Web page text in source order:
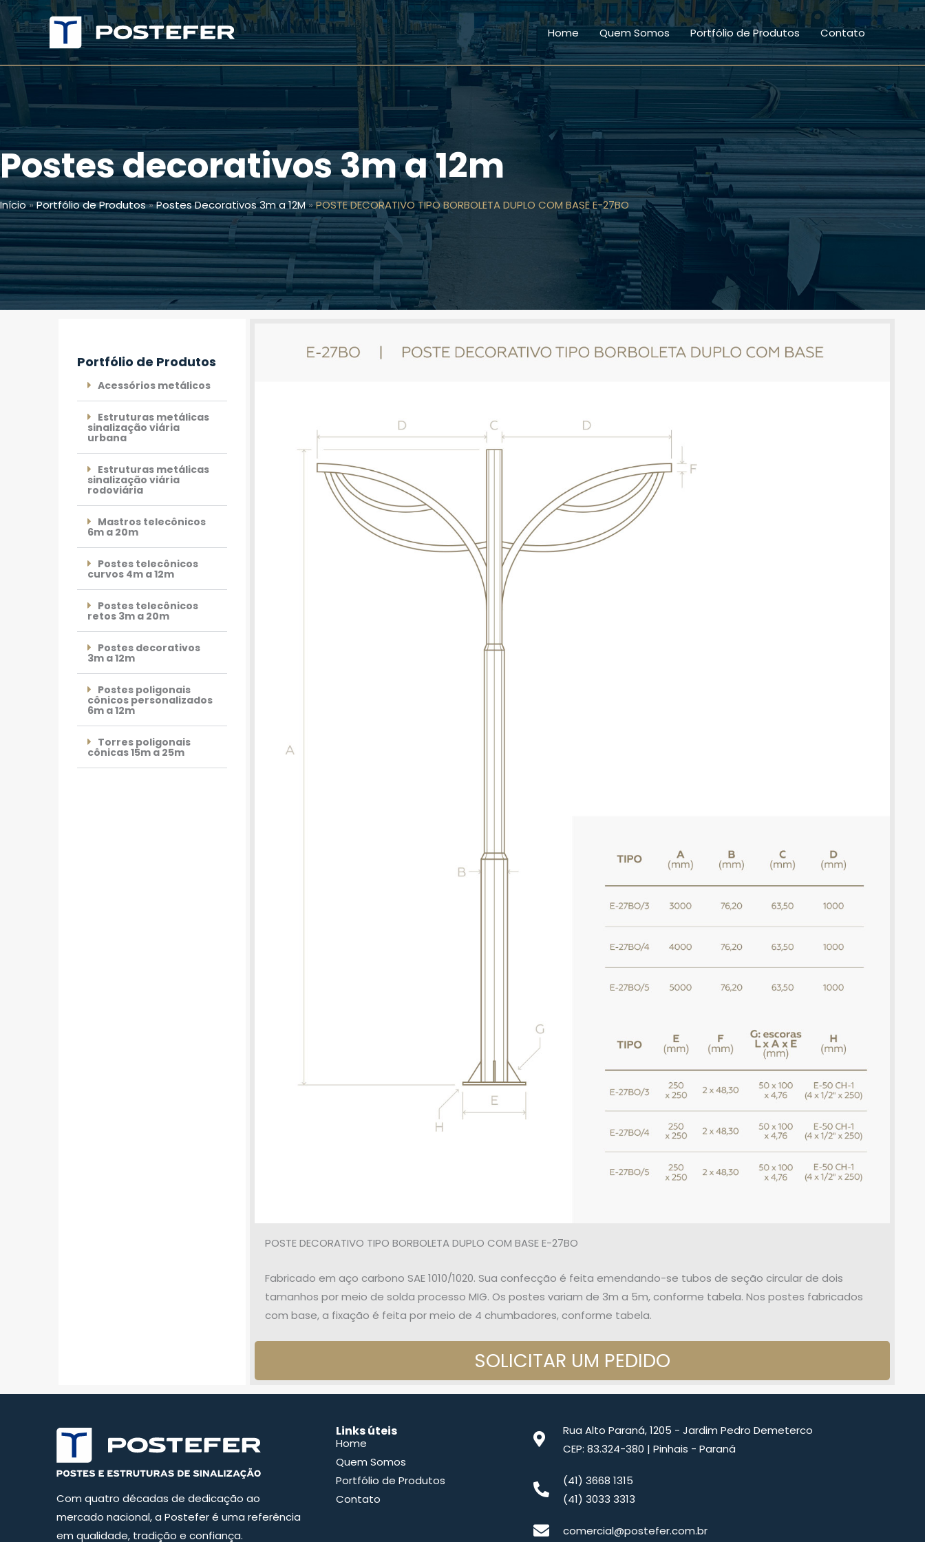
Ir
para
conteúdo
Home Quem Somos Portfólio de Produtos Contato
Postes decorativos 3m a 12m
Início»Portfólio de Produtos»Postes Decorativos 3m a 12M»POSTE DECORATIVO TIPO BORBOLETA DUPLO COM BASE E-27BO
Portfólio de Produtos
Acessórios metálicos
Estruturas metálicas
sinalização viária
urbana
Estruturas metálicas
sinalização viária
rodoviária
Mastros telecônicos
6m a 20m
Postes telecônicos
curvos 4m a 12m
Postes telecônicos
retos 3m a 20m
Postes decorativos
3m a 12m
Postes poligonais
cônicos personalizados
6m a 12m
Torres poligonais
cônicas 15m a 25m
POSTE DECORATIVO TIPO BORBOLETA DUPLO COM BASE E-27BO
Fabricado em aço carbono SAE 1010/1020. Sua confecção é feita emendando-se tubos de seção circular de dois
tamanhos por meio de solda processo MIG. Os postes variam de 3m a 5m, conforme tabela. Nos postes fabricados
com base, a fixação é feita por meio de 4 chumbadores, conforme tabela.
SOLICITAR UM PEDIDO
Com quatro décadas de dedicação ao
mercado nacional, a Postefer é uma referência
em qualidade, tradição e confiança.
Links úteis
Home
Quem Somos
Portfólio de Produtos
Contato
Rua Alto Paraná, 1205 - Jardim Pedro Demeterco
CEP: 83.324-380 | Pinhais - Paraná
(41) 3668 1315
(41) 3033 3313
comercial@postefer.com.br